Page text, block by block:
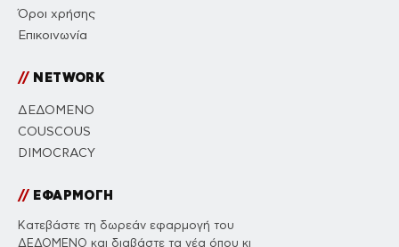
Όροι χρήσης
Επικοινωνία
//NETWORK
ΔΕΔΟΜΕΝΟ
COUSCOUS
DIMOCRACY
//ΕΦΑΡΜΟΓΗ
Κατεβάστε τη δωρεάν εφαρμογή του
ΔΕΔΟΜΕΝΟ και διαβάστε τα νέα όπου κι